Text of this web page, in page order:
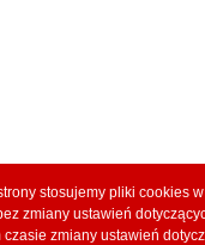
stosujemy pliki cookies
zmiany ustawień
zmiany ustawień